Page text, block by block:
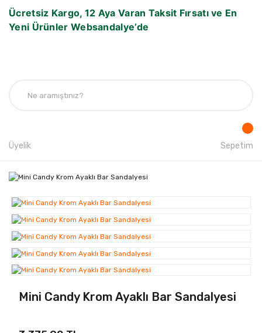
Ücretsiz Kargo, 12 Aya Varan Taksit Fırsatı ve En
Yeni Ürünler Websandalye’de
Üyelik Sepetim
Mini Candy Krom Ayaklı Bar Sandalyesi